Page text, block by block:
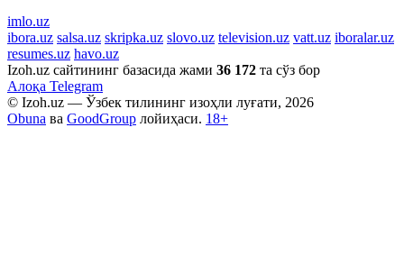
imlo.uz
ibora.uz salsa.uz skripka.uz slovo.uz television.uz vatt.uz iboralar.uz
resumes.uz havo.uz
Izoh.uz сайтининг базасида жами 36 172 та сўз бор
Алоқа Telegram
© Izoh.uz — Ўзбек тилининг изоҳли луғати, 2026
Obuna ва GoodGroup лойиҳаси. 18+